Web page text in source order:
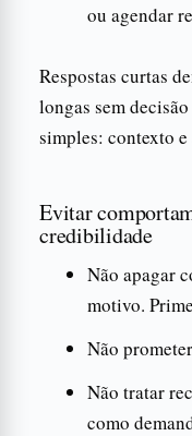
ou agendar
Respostas curtas
longas sem
simples: contexto e
Evitar
credibilidade
Não apagar
motivo.
Não
Não tratar
como